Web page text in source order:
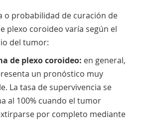
o probabilidad de curación de
plexo coroideo varía según el
del tumor:
de plexo coroideo: en general,
un pronóstico muy
La tasa de supervivencia se
al 100% cuando el tumor
por completo mediante